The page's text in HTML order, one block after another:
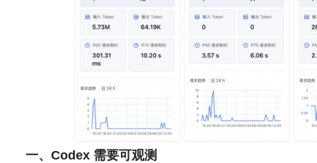
一、Codex 需要可观测